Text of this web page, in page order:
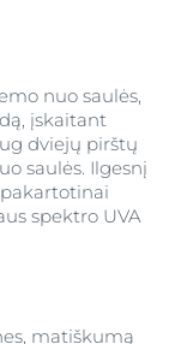
nuo saulės,
įskaitant
dviejų pirštų
saulės. Ilgesnį
spektro UVA
matiškumą